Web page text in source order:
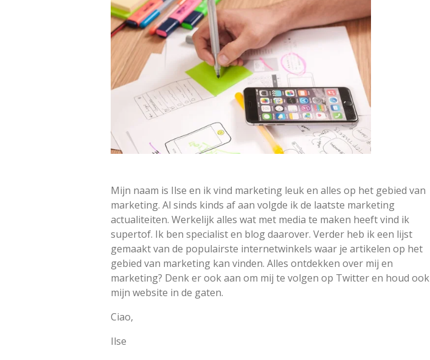
Mijn naam is Ilse en ik vind marketing leuk en alles op het gebied van
marketing. Al sinds kinds af aan volgde ik de laatste marketing
actualiteiten. Werkelijk alles wat met media te maken heeft vind ik
supertof. Ik ben specialist en blog daarover. Verder heb ik een lijst
gemaakt van de populairste internetwinkels waar je artikelen op het
gebied van marketing kan vinden. Alles ontdekken over mij en
marketing? Denk er ook aan om mij te volgen op Twitter en houd ook
mijn website in de gaten.
Ciao,
Ilse